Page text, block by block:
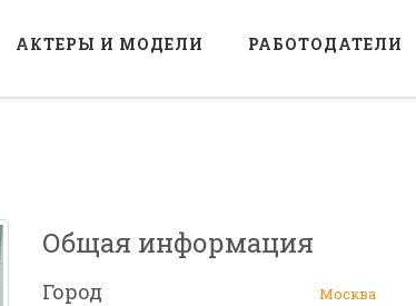
АКТЕРЫ И МОДЕЛИ РАБОТОДАТЕЛИ
Общая информация
Город Москва